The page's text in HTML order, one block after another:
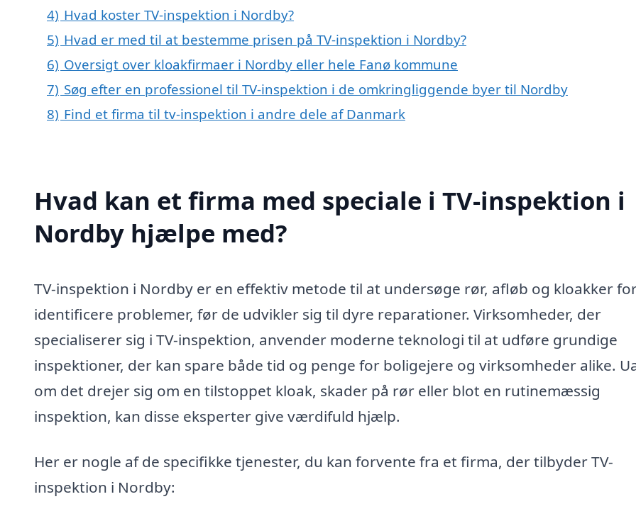
4) Hvad koster TV-inspektion i Nordby?
5) Hvad er med til at bestemme prisen på TV-inspektion i Nordby?
6) Oversigt over kloakfirmaer i Nordby eller hele Fanø kommune
7) Søg efter en professionel til TV-inspektion i de omkringliggende byer til Nordby
8) Find et firma til tv-inspektion i andre dele af Danmark
Hvad kan et firma med speciale i TV-inspektion i
Nordby hjælpe med?
TV-inspektion i Nordby er en effektiv metode til at undersøge rør, afløb og kloakker
identificere problemer, før de udvikler sig til dyre reparationer. Virksomheder, der
specialiserer sig i TV-inspektion, anvender moderne teknologi til at udføre grundige
inspektioner, der kan spare både tid og penge for boligejere og virksomheder alike.
om det drejer sig om en tilstoppet kloak, skader på rør eller blot en rutinemæssig
inspektion, kan disse eksperter give værdifuld hjælp.
Her er nogle af de specifikke tjenester, du kan forvente fra et firma, der tilbyder TV-
inspektion i Nordby: